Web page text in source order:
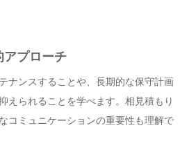
アプローチ
ナンスすることや、長期的な保守計画
えられることを学べます。相見積もり
コミュニケーションの重要性も理解で